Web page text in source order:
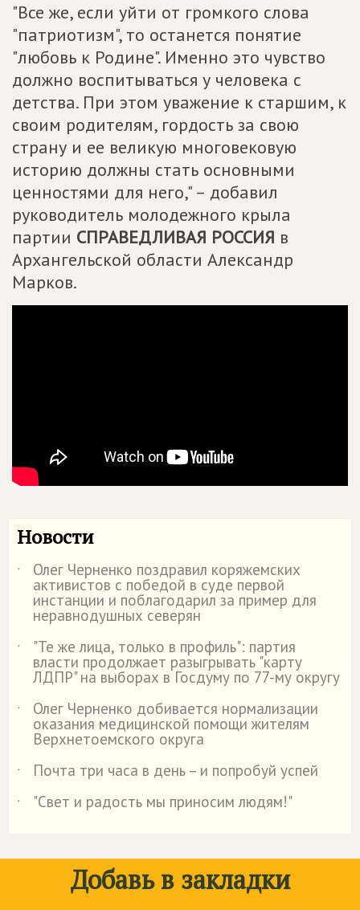
"Все же, если уйти от громкого слова
"патриотизм", то останется понятие
"любовь к Родине". Именно это чувство
должно воспитываться у человека с
детства. При этом уважение к старшим, к
своим родителям, гордость за свою
страну и ее великую многовековую
историю должны стать основными
ценностями для него," – добавил
руководитель молодежного крыла
партии СПРАВЕДЛИВАЯ РОССИЯ в
Архангельской области Александр
Марков.
Новости
˙ Олег Черненко поздравил коряжемских
активистов с победой в суде первой
инстанции и поблагодарил за пример для
неравнодушных северян
˙
"Те же лица, только в профиль": партия
власти продолжает разыгрывать "карту
ЛДПР" на выборах в Госдуму по 77-му округу
˙
Олег Черненко добивается нормализации
оказания медицинской помощи жителям
Верхнетоемского округа
˙
Почта три часа в день – и попробуй успей
˙
"Свет и радость мы приносим людям!"
Добавь в закладки